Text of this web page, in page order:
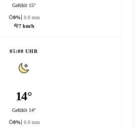
Gefühlt 15°
0%
0.0 mm
7 km/h
05:00 UHR
14°
Gefühlt 14°
0%
0.0 mm